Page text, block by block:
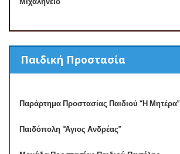
Παιδική Προστασία
Παράρτημα Προστασίας Παιδιού “Η Μητέρα”
Παιδόπολη “Άγιος Ανδρέας”